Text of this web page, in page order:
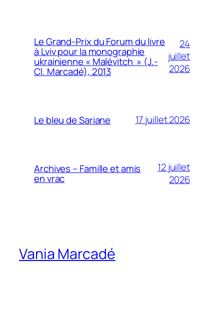
Le Grand-Prix du Forum du livre
à Lviv pour la monographie
ukrainienne « Malévitch » (J.-
Cl. Marcadé), 2013
24
juillet
2026
Le bleu de Sariane 17 juillet 2026
Archives – Famille et amis
en vrac
12 juillet
2026
Vania Marcadé